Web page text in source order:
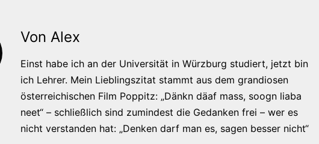
Von Alex
Einst habe ich an der Universität in Würzburg studiert, jetzt bin
ich Lehrer. Mein Lieblingszitat stammt aus dem grandiosen
österreichischen Film Poppitz: „Dänkn däaf mass, soogn liaba
neet“ – schließlich sind zumindest die Gedanken frei – wer es
nicht verstanden hat: „Denken darf man es, sagen besser nicht“